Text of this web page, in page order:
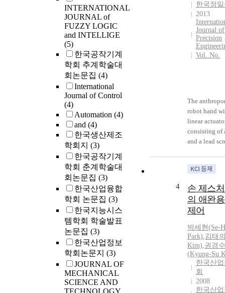
INTERNATIONAL
JOURNAL of
FUZZY LOGIC
and INTELLIGE
(5)
한국공작기계
학회 추계학술대
회논문집 (4)
International
Journal of Control
(4)
Automation (4)
and (4)
한국생산제조
학회지 (3)
한국공작기계
학회 춘계학술대
회논문집 (3)
한국산업융합
학회 논문집 (3)
한국지능시스
템학회 학술발표
논문집 (3)
한국산업정보
학회논문지 (3)
JOURNAL OF
MECHANICAL
SCIENCE AND
한국정
2013
Journal of
Precision
Vol. No.
The
robot hand
linear
consisting of
and a lead
actuated by
reduction.
presents the
RR parallel
linear
effectively
robot hand. It
us to get the
forward/
kinematic
4
손 제스
의 애완
제어
박세현(Se-
Park),김태
Kim),권경수
(Kyung-Su
한국산
회
2008
한국산